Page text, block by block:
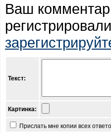
Ваш
Текст:
Картинка:
Прислать мне копии всех